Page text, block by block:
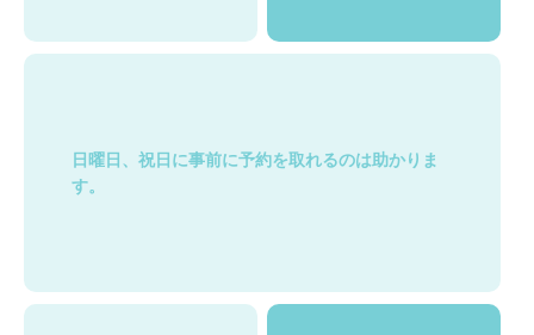
日曜日、祝日に事前に予約を取れるのは助かりま
す。